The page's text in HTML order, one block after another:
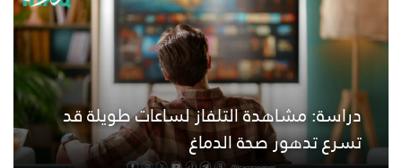
دراسة: مشاهدة التلفاز لساعات طويلة قد
تسرع تدهور صحة الدماغ